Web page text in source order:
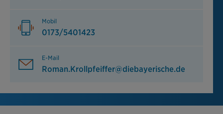
Mobil
0173/5401423
E-Mail
Roman.Krollpfeiffer@diebayerische.de